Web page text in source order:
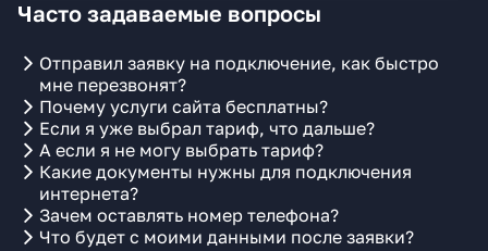
Часто задаваемые вопросы
Отправил заявку на подключение, как быстро
мне перезвонят?
Почему услуги сайта бесплатны?
Если я уже выбрал тариф, что дальше?
А если я не могу выбрать тариф?
Какие документы нужны для подключения
интернета?
Зачем оставлять номер телефона?
Что будет с моими данными после заявки?